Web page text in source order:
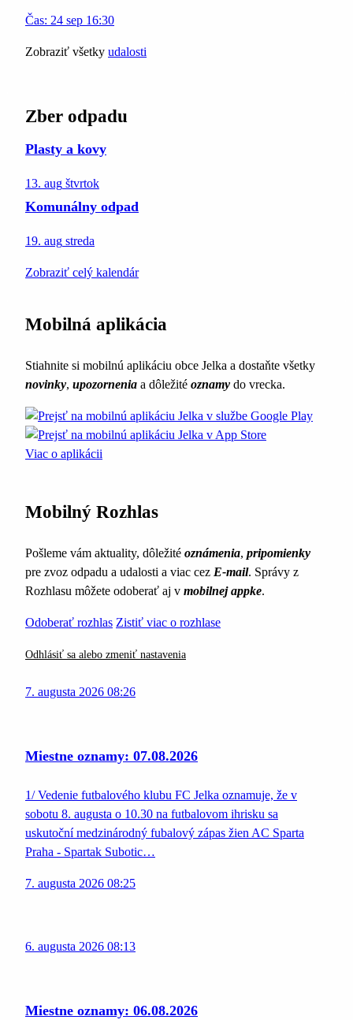
Čas: 24 sep 16:30
Zobraziť všetky udalosti
Zber odpadu
Plasty a kovy
13. aug štvrtok
Komunálny odpad
19. aug streda
Zobraziť celý kalendár
Mobilná aplikácia
Stiahnite si mobilnú aplikáciu obce Jelka a dostaňte všetky
novinky, upozornenia a dôležité oznamy do vrecka.
Viac o aplikácii
Mobilný Rozhlas
Pošleme vám aktuality, dôležité oznámenia, pripomienky
pre zvoz odpadu a udalosti a viac cez E-mail. Správy z
Rozhlasu môžete odoberať aj v mobilnej appke.
Odoberať rozhlas Zistiť viac o rozhlase
Odhlásiť sa alebo zmeniť nastavenia
7. augusta 2026 08:26
Miestne oznamy: 07.08.2026
1/ Vedenie futbalového klubu FC Jelka oznamuje, že v
sobotu 8. augusta o 10.30 na futbalovom ihrisku sa
uskutoční medzinárodný fubalový zápas žien AC Sparta
Praha - Spartak Subotic…
7. augusta 2026 08:25
6. augusta 2026 08:13
Miestne oznamy: 06.08.2026